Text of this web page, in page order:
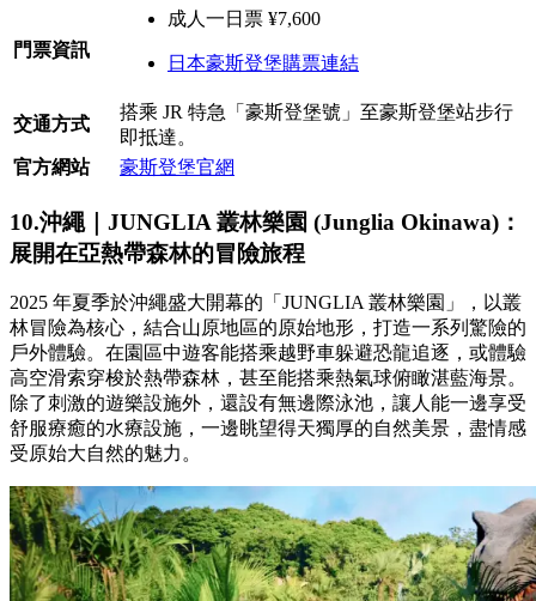
門票資訊
成人一日票 ¥7,600
日本豪斯登堡購票連結
交通方式
搭乘 JR 特急「豪斯登堡號」至豪斯登堡站步行
即抵達。
官方網站
豪斯登堡官網
10.沖繩｜JUNGLIA 叢林樂園 (Junglia Okinawa)：
展開在亞熱帶森林的冒險旅程
2025 年夏季於沖繩盛大開幕的「JUNGLIA 叢林樂園」，以叢
林冒險為核心，結合山原地區的原始地形，打造一系列驚險的
戶外體驗。在園區中遊客能搭乘越野車躲避恐龍追逐，或體驗
高空滑索穿梭於熱帶森林，甚至能搭乘熱氣球俯瞰湛藍海景。
除了刺激的遊樂設施外，還設有無邊際泳池，讓人能一邊享受
舒服療癒的水療設施，一邊眺望得天獨厚的自然美景，盡情感
受原始大自然的魅力。